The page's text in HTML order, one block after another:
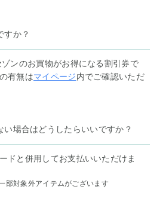
すか？
ンのお買物がお得になる割引券で
有無はマイページ内でご確認いただ
い場合はどうしたらいいですか？
ドと併用してお支払いいただけま
部対象外アイテムがございます